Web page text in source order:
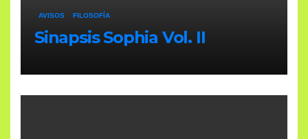
AVISOS FILOSOFÍA
Sinapsis Sophia Vol. II